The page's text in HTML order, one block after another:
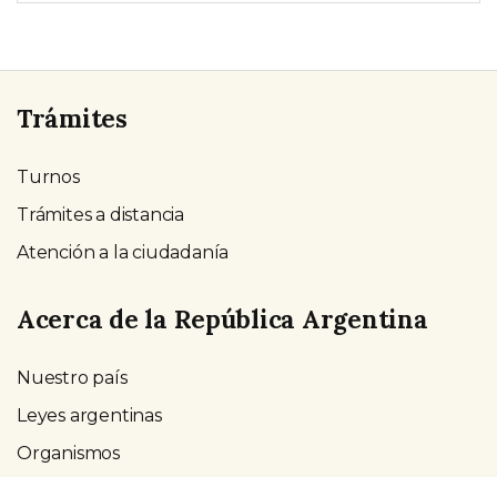
Trámites
Turnos
Trámites a distancia
Atención a la ciudadanía
Acerca de la República Argentina
Nuestro país
Leyes argentinas
Organismos